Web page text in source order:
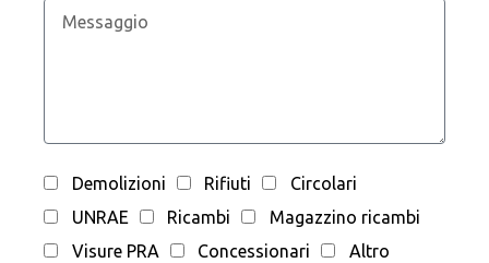
Demolizioni Rifiuti
Circolari
UNRAE
Ricambi
Magazzino ricambi
Visure PRA
Concessionari Altro